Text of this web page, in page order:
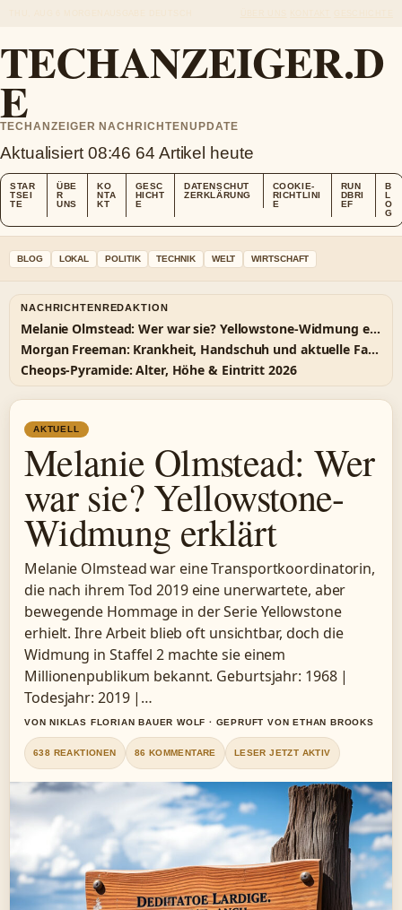
TECHANZEIGER.D
E
TECHANZEIGER NACHRICHTENUPDATE
Aktualisiert 08:46 64 Artikel heute
STAR
TSEI
TE
ÜBE
R
UNS
KO
NTA
KT
GESC
HICHT
E
DATENSCHUT
ZERKLÄRUNG
COOKIE-
RICHTLINI
E
RUN
DBRI
EF
B
L
O
G
BLOG LOKAL POLITIK TECHNIK WELT WIRTSCHAFT
NACHRICHTENREDAKTION
Melanie Olmstead: Wer war sie? Yellowstone-Widmung erklärt
Morgan Freeman: Krankheit, Handschuh und aktuelle Fakten
Cheops-Pyramide: Alter, Höhe & Eintritt 2026
AKTUELL
Melanie Olmstead: Wer
war sie? Yellowstone-
Widmung erklärt
Melanie Olmstead war eine Transportkoordinatorin,
die nach ihrem Tod 2019 eine unerwartete, aber
bewegende Hommage in der Serie Yellowstone
erhielt. Ihre Arbeit blieb oft unsichtbar, doch die
Widmung in Staffel 2 machte sie einem
Millionenpublikum bekannt. Geburtsjahr: 1968 |
Todesjahr: 2019 |…
VON NIKLAS FLORIAN BAUER WOLF · GEPRUFT VON ETHAN BROOKS
638 REAKTIONEN 86 KOMMENTARE LESER JETZT AKTIV